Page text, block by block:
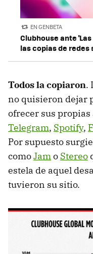
EN GENBETA
Clubhouse ante
las copias de
Todos la copiaron.
no quisieron dejar
ofrecer sus
Telegram, Spotify,
Por supuesto
comoJamo Stereo
estela de aquel
tuvieron su sitio.